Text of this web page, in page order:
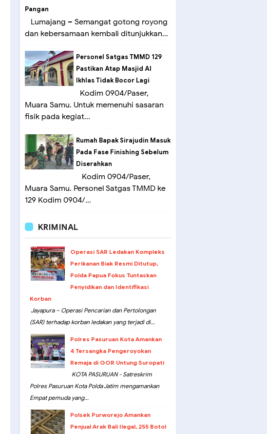
Pangan
Lumajang – Semangat gotong royong
dan kebersamaan kembali ditunjukkan...
Personel Satgas TMMD 129
Pastikan Atap Masjid Al
Ikhlas Tidak Bocor Lagi
Kodim 0904/Paser,
Muara Samu. Untuk memenuhi sasaran
fisik pada kegiat...
Rumah Bapak Sirajudin Masuk
Pada Fase Finishing Sebelum
Diserahkan
Kodim 0904/Paser,
Muara Samu. Personel Satgas TMMD ke
129 Kodim 0904/...
KRIMINAL
Operasi SAR Ledakan Kompleks
Perikanan Biak Resmi Ditutup,
Polda Papua Fokus Tuntaskan
Penyidikan dan Identifikasi
Korban
Jayapura – Operasi Pencarian dan Pertolongan
(SAR) terhadap korban ledakan yang terjadi di...
Polres Pasuruan Kota Amankan
4 Tersangka Pengeroyokan
Remaja di GOR Untung Suropati
KOTA PASURUAN - Satreskrim
Polres Pasuruan Kota Polda Jatim mengamankan
Empat pemuda yang...
Polsek Purworejo Amankan
Penjual Arak Bali Ilegal, 255 Botol